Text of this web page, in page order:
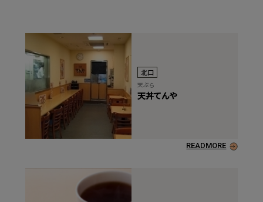
北口
天ぷら
天丼てんや
READMORE